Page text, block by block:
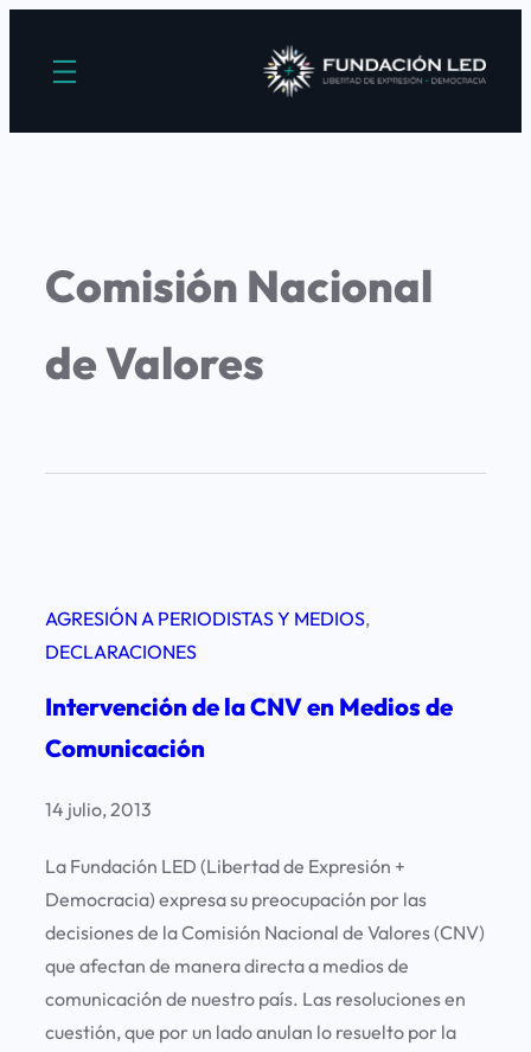
Comisión Nacional
de Valores
AGRESIÓN A PERIODISTAS Y MEDIOS
DECLARACIONES
Intervención de la CNV en Medios de
Comunicación
14 julio, 2013
La Fundación LED (Libertad de Expresión +
Democracia) expresa su preocupación por las
decisiones de la Comisión Nacional de Valores (CNV)
que afectan de manera directa a medios de
comunicación de nuestro país. Las resoluciones en
cuestión, que por un lado anulan lo resuelto por la